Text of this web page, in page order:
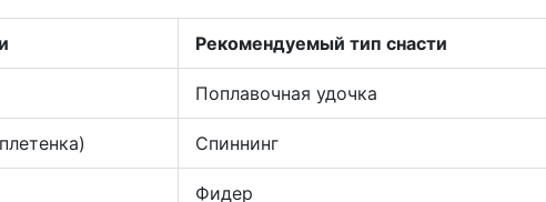
Рекомендуемый тип снасти
Поплавочная удочка
Спиннинг
Фидер